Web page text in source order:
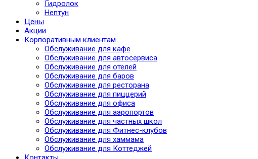
Гидролок
Нептун
Цены
Акции
Корпоративным клиентам
Обслуживание для кафе
Обслуживание для автосервиса
Обслуживание для отелей
Обслуживание для баров
Обслуживание для ресторана
Обслуживание для пиццерий
Обслуживание для офиса
Обслуживание для аэропортов
Обслуживание для частных школ
Обслуживание для Фитнес-клубов
Обслуживание для хаммама
Обслуживание для Коттеджей